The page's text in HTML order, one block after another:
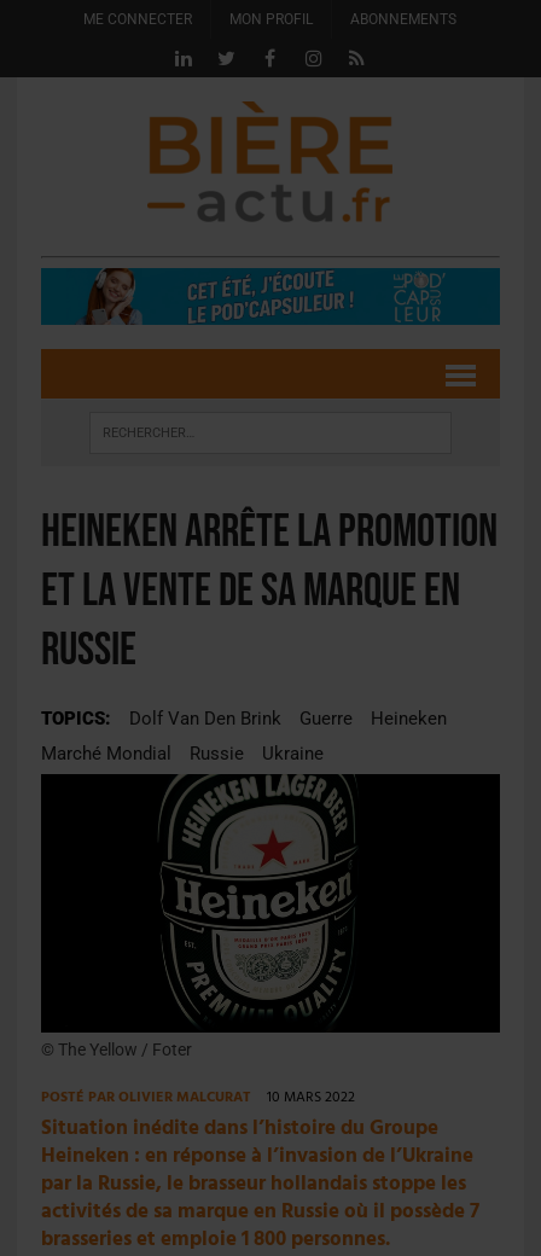
ME CONNECTER MON PROFIL ABONNEMENTS
Heineken arrête la promotion
et la vente de sa marque en
Russie
TOPICS: Dolf Van Den Brink Guerre
Heineken
Marché Mondial
Russie Ukraine
© The Yellow / Foter
POSTÉ PAROLIVIER MALCURAT 10 MARS 2022
Situation inédite dans l’histoire du Groupe
Heineken : en réponse à l’invasion de l’Ukraine
par la Russie, le brasseur hollandais stoppe les
activités de sa marque en Russie où il possède 7
brasseries et emploie 1 800 personnes.